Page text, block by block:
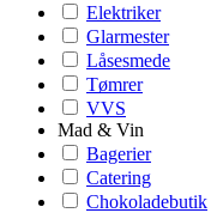
Elektriker
Glarmester
Låsesmede
Tømrer
VVS
Mad & Vin
Bagerier
Catering
Chokoladebutik